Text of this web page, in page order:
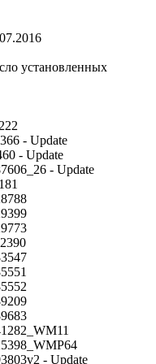
- Update
- Update